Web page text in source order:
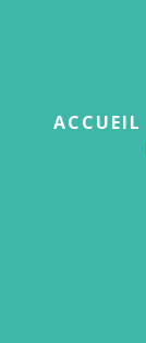
ACCUEIL